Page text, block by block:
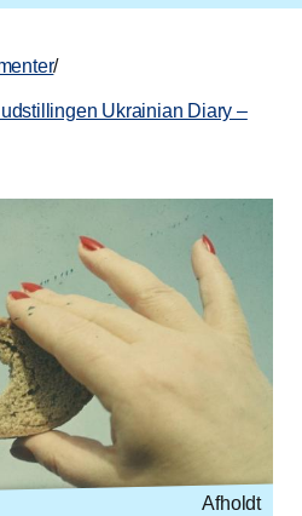
/
Ukrainian Diary –
Afholdt